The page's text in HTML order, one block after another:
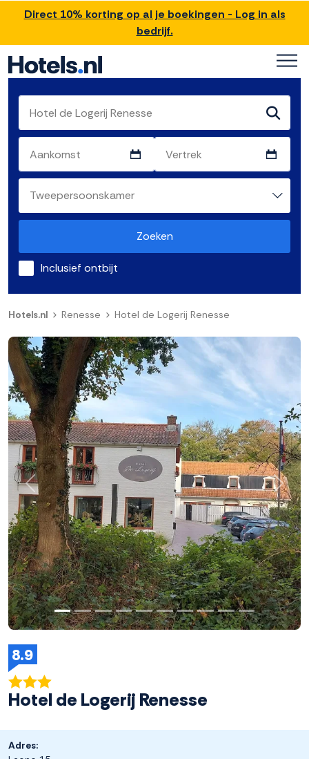
Direct 10% korting op al je boekingen - Log in als
bedrijf.
Zoeken
Inclusief ontbijt
Hotels.nl Renesse Hotel de Logerij Renesse
8.9
Hotel de Logerij Renesse
Adres: